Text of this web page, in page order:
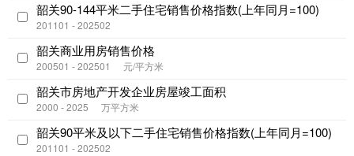
韶关90-144平米二手住宅销售价格指数(上年同月=100)
201101 - 202502
韶关商业用房销售价格
200501 - 202501 元/平方米
韶关市房地产开发企业房屋竣工面积
2000 - 2025 万平方米
韶关90平米及以下二手住宅销售价格指数(上年同月=100)
201101 - 202502